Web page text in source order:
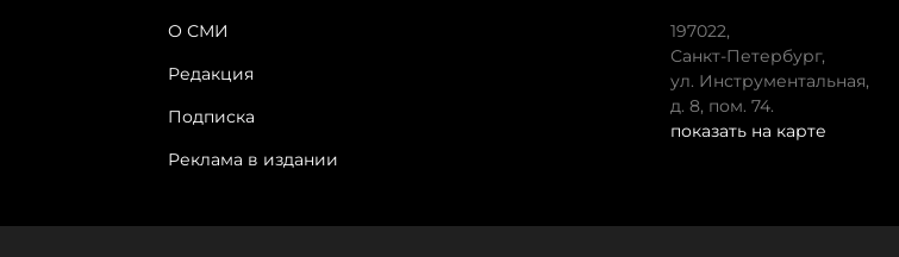
О СМИ
Редакция
Подписка
Реклама в издании
197022,
Санкт-Петербург,
ул. Инструментальная,
д. 8, пом. 74.
показать на карте